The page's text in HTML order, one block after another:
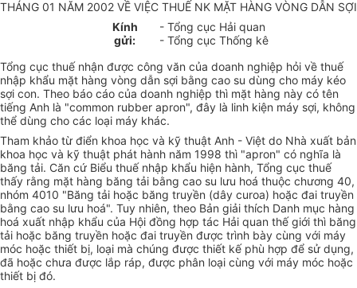
THÁNG 01 NĂM 2002 VỀ VIỆC THUẾ NK MẶT HÀNG VÒNG DẪN SỢI
Kính
gửi:
- Tổng cục Hải quan
- Tổng cục Thống kê
Tổng cục thuế nhận được công văn của doanh nghiệp hỏi về thuế
nhập khẩu mặt hàng vòng dẫn sợi bằng cao su dùng cho máy kéo
sợi con. Theo báo cáo của doanh nghiệp thì mặt hàng này có tên
tiếng Anh là "common rubber apron", đây là linh kiện máy sợi, không
thể dùng cho các loại máy khác.
Tham khảo từ điển khoa học và kỹ thuật Anh - Việt do Nhà xuất bản
khoa học và kỹ thuật phát hành năm 1998 thì "apron" có nghĩa là
băng tải. Căn cứ Biểu thuế nhập khẩu hiện hành, Tổng cục thuế
thấy rằng mặt hàng băng tải bằng cao su lưu hoá thuộc chương 40,
nhóm 4010 "Băng tải hoặc băng truyền (dây curoa) hoặc đai truyền
bằng cao su lưu hoá". Tuy nhiên, theo Bản giải thích Danh mục hàng
hoá xuất nhập khẩu của Hội đồng hợp tác Hải quan thế giới thì băng
tải hoặc băng truyền hoặc đai truyền được trình bày cùng với máy
móc hoặc thiết bị, loại mà chúng được thiết kế phù hợp để sử dụng,
đã hoặc chưa được lắp ráp, được phân loại cùng với máy móc hoặc
thiết bị đó.